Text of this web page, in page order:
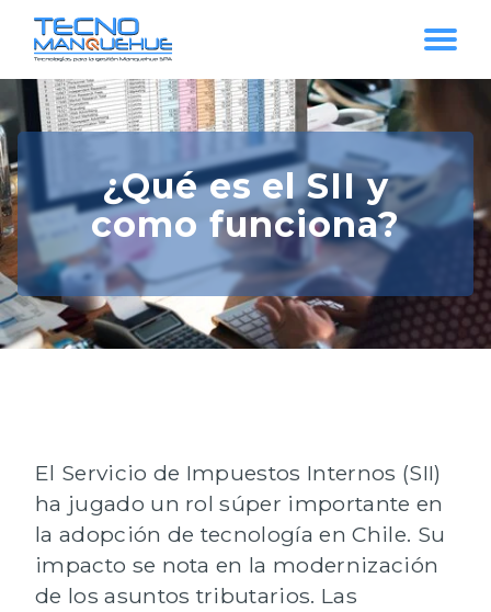
¿Qué es el SII y
como funciona?
El Servicio de Impuestos Internos (SII)
ha jugado un rol súper importante en
la adopción de tecnología en Chile. Su
impacto se nota en la modernización
de los asuntos tributarios. Las